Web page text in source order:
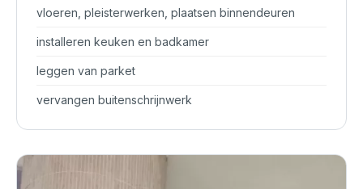
vloeren, pleisterwerken, plaatsen binnendeuren
installeren keuken en badkamer
leggen van parket
vervangen buitenschrijnwerk